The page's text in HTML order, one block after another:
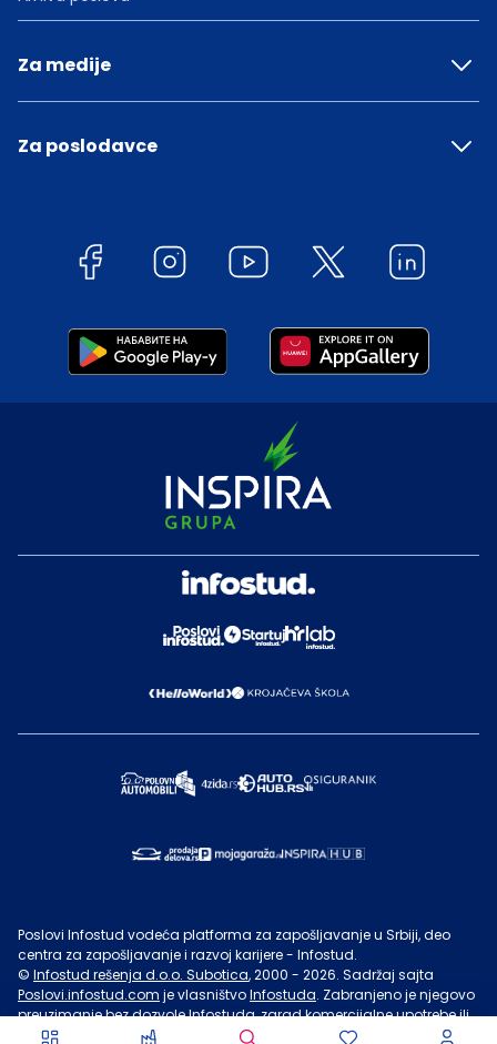
Za medije
Za poslodavce
Poslovi Infostud vodeća platforma za zapošljavanje u Srbiji, deo
centra za zapošljavanje i razvoj karijere - Infostud.
© Infostud rešenja d.o.o. Subotica, 2000 - 2026. Sadržaj sajta
Poslovi.infostud.com je vlasništvoInfostuda. Zabranjeno je njegovo
preuzimanje bez dozvoleInfostuda, zarad komercijalne upotrebe ili
u druge svrhe, osim za lične potrebe posetilaca sajta.